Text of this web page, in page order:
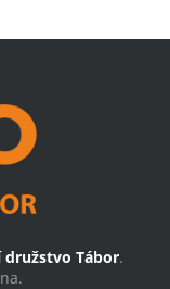
družstvo Tábor.